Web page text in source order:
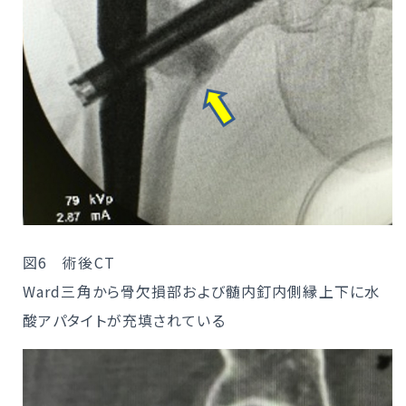
図6 術後CT
Ward三角から骨欠損部および髄内釘内側縁上下に水
酸アパタイトが充填されている